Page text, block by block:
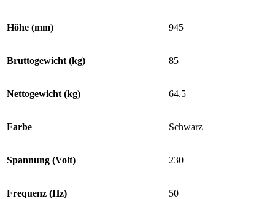
Höhe (mm) 945
Bruttogewicht (kg) 85
Nettogewicht (kg) 64.5
Farbe Schwarz
Spannung (Volt) 230
Frequenz (Hz) 50